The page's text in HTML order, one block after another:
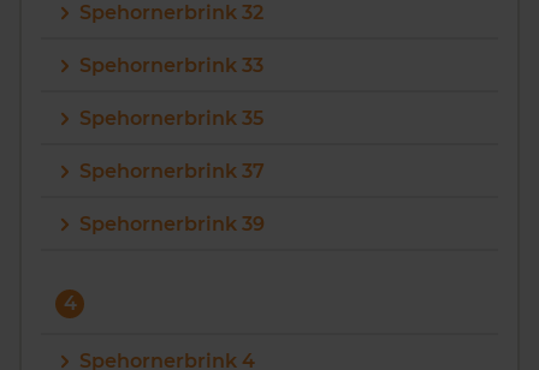
Spehornerbrink 32
Spehornerbrink 33
Spehornerbrink 35
Spehornerbrink 37
Spehornerbrink 39
4
Spehornerbrink 4